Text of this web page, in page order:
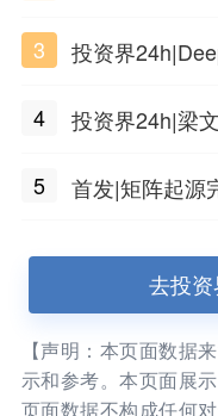
3
投资界
4
投资界24h|梁
5
首发|矩阵起源
去投
【声明：本页面数据
示和参考。本页面展
页面数据不构成任何